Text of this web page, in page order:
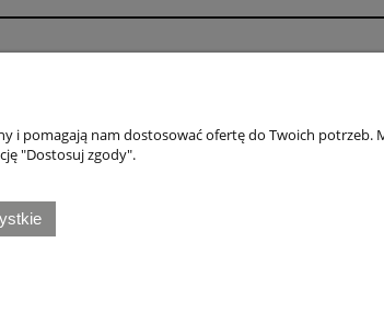
Numery kont bankowych
i pomagają nam dostosować ofertę do Twoich
"Dostosuj zgody".